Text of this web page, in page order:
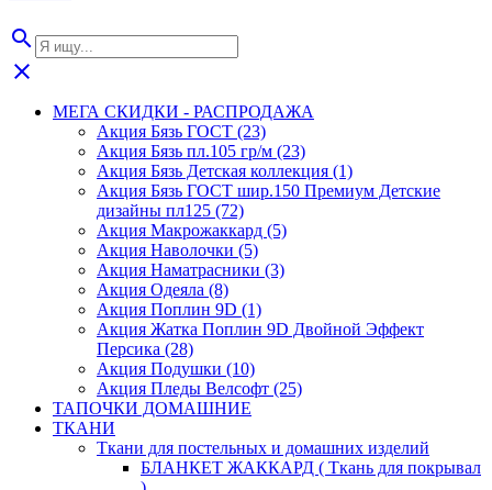
search
close
МЕГА СКИДКИ - РАСПРОДАЖА
Акция Бязь ГОСТ (23)
Акция Бязь пл.105 гр/м (23)
Акция Бязь Детская коллекция (1)
Акция Бязь ГОСТ шир.150 Премиум Детские
дизайны пл125 (72)
Акция Макрожаккард (5)
Акция Наволочки (5)
Акция Наматрасники (3)
Акция Одеяла (8)
Акция Поплин 9D (1)
Акция Жатка Поплин 9D Двойной Эффект
Персика (28)
Акция Подушки (10)
Акция Пледы Велсофт (25)
ТАПОЧКИ ДОМАШНИЕ
ТКАНИ
Ткани для постельных и домашних изделий
БЛАНКЕТ ЖАККАРД ( Ткань для покрывал